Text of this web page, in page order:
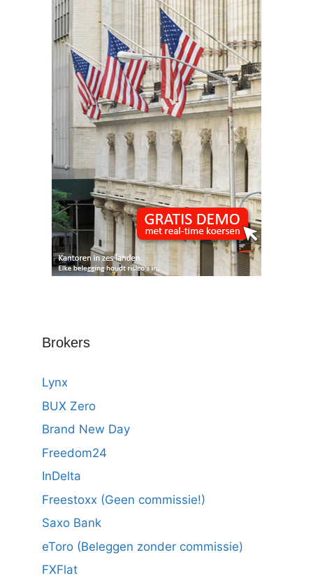
Brokers
Lynx
BUX Zero
Brand New Day
Freedom24
InDelta
Freestoxx (Geen commissie!)
Saxo Bank
eToro (Beleggen zonder commissie)
FXFlat